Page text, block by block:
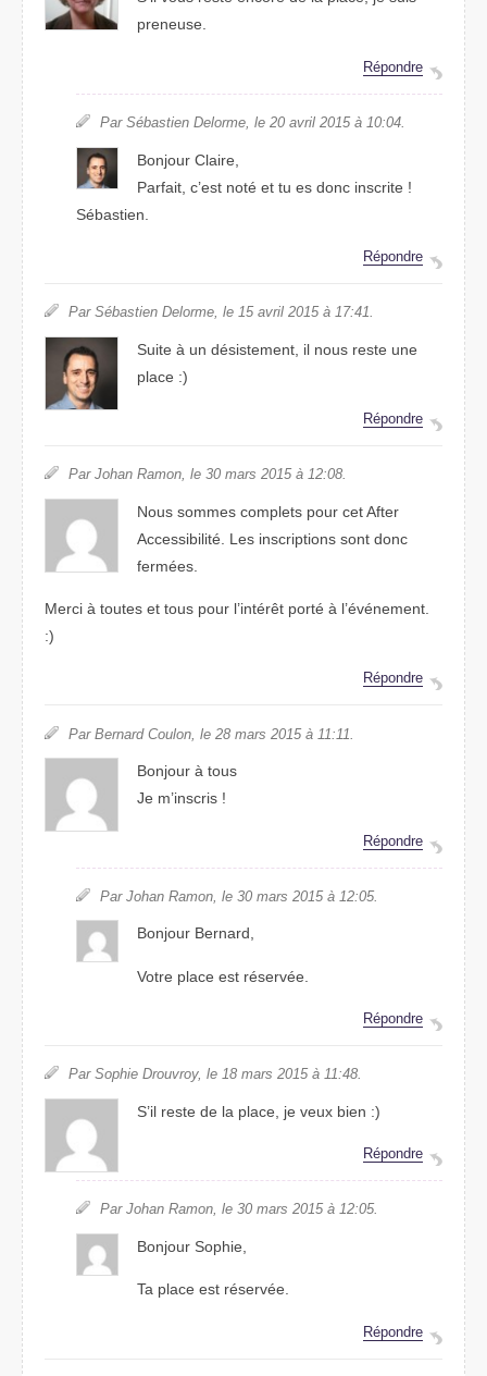
preneuse.
Répondre
Par Sébastien Delorme, le 20 avril 2015 à 10:04.
Bonjour Claire,
Parfait, c’est noté et tu es donc inscrite !
Sébastien.
Répondre
Par Sébastien Delorme, le 15 avril 2015 à 17:41.
Suite à un désistement, il nous reste une
place :)
Répondre
Par Johan Ramon, le 30 mars 2015 à 12:08.
Nous sommes complets pour cet After
Accessibilité. Les inscriptions sont donc
fermées.
Merci à toutes et tous pour l’intérêt porté à l’événement.
:)
Répondre
Par Bernard Coulon, le 28 mars 2015 à 11:11.
Bonjour à tous
Je m’inscris !
Répondre
Par Johan Ramon, le 30 mars 2015 à 12:05.
Bonjour Bernard,
Votre place est réservée.
Répondre
Par Sophie Drouvroy, le 18 mars 2015 à 11:48.
S’il reste de la place, je veux bien :)
Répondre
Par Johan Ramon, le 30 mars 2015 à 12:05.
Bonjour Sophie,
Ta place est réservée.
Répondre